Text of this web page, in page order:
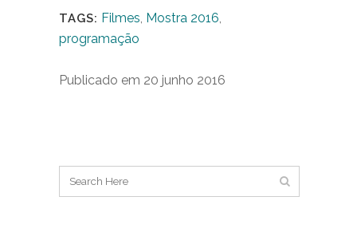
TAGS: Filmes Mostra 2016
programação
Publicado em 20 junho 2016